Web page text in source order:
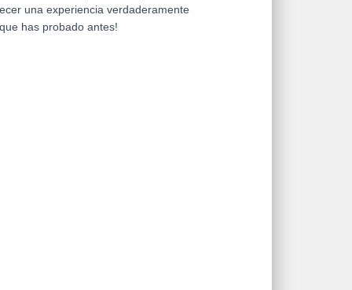
una experiencia verdaderamente
has probado antes!